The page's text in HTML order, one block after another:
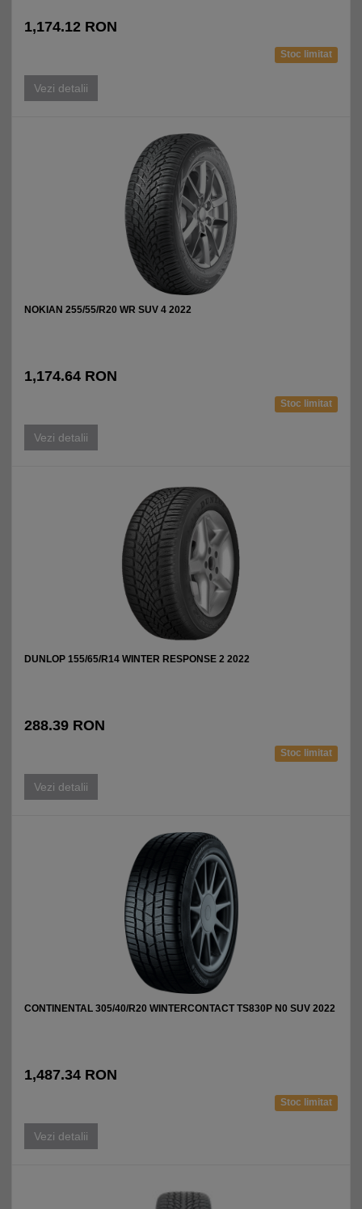
1,174.12 RON
Stoc limitat
Vezi detalii
NOKIAN 255/55/R20 WR SUV 4 2022
1,174.64 RON
Stoc limitat
Vezi detalii
DUNLOP 155/65/R14 WINTER RESPONSE 2 2022
288.39 RON
Stoc limitat
Vezi detalii
CONTINENTAL 305/40/R20 WINTERCONTACT TS830P N0 SUV 2022
1,487.34 RON
Stoc limitat
Vezi detalii